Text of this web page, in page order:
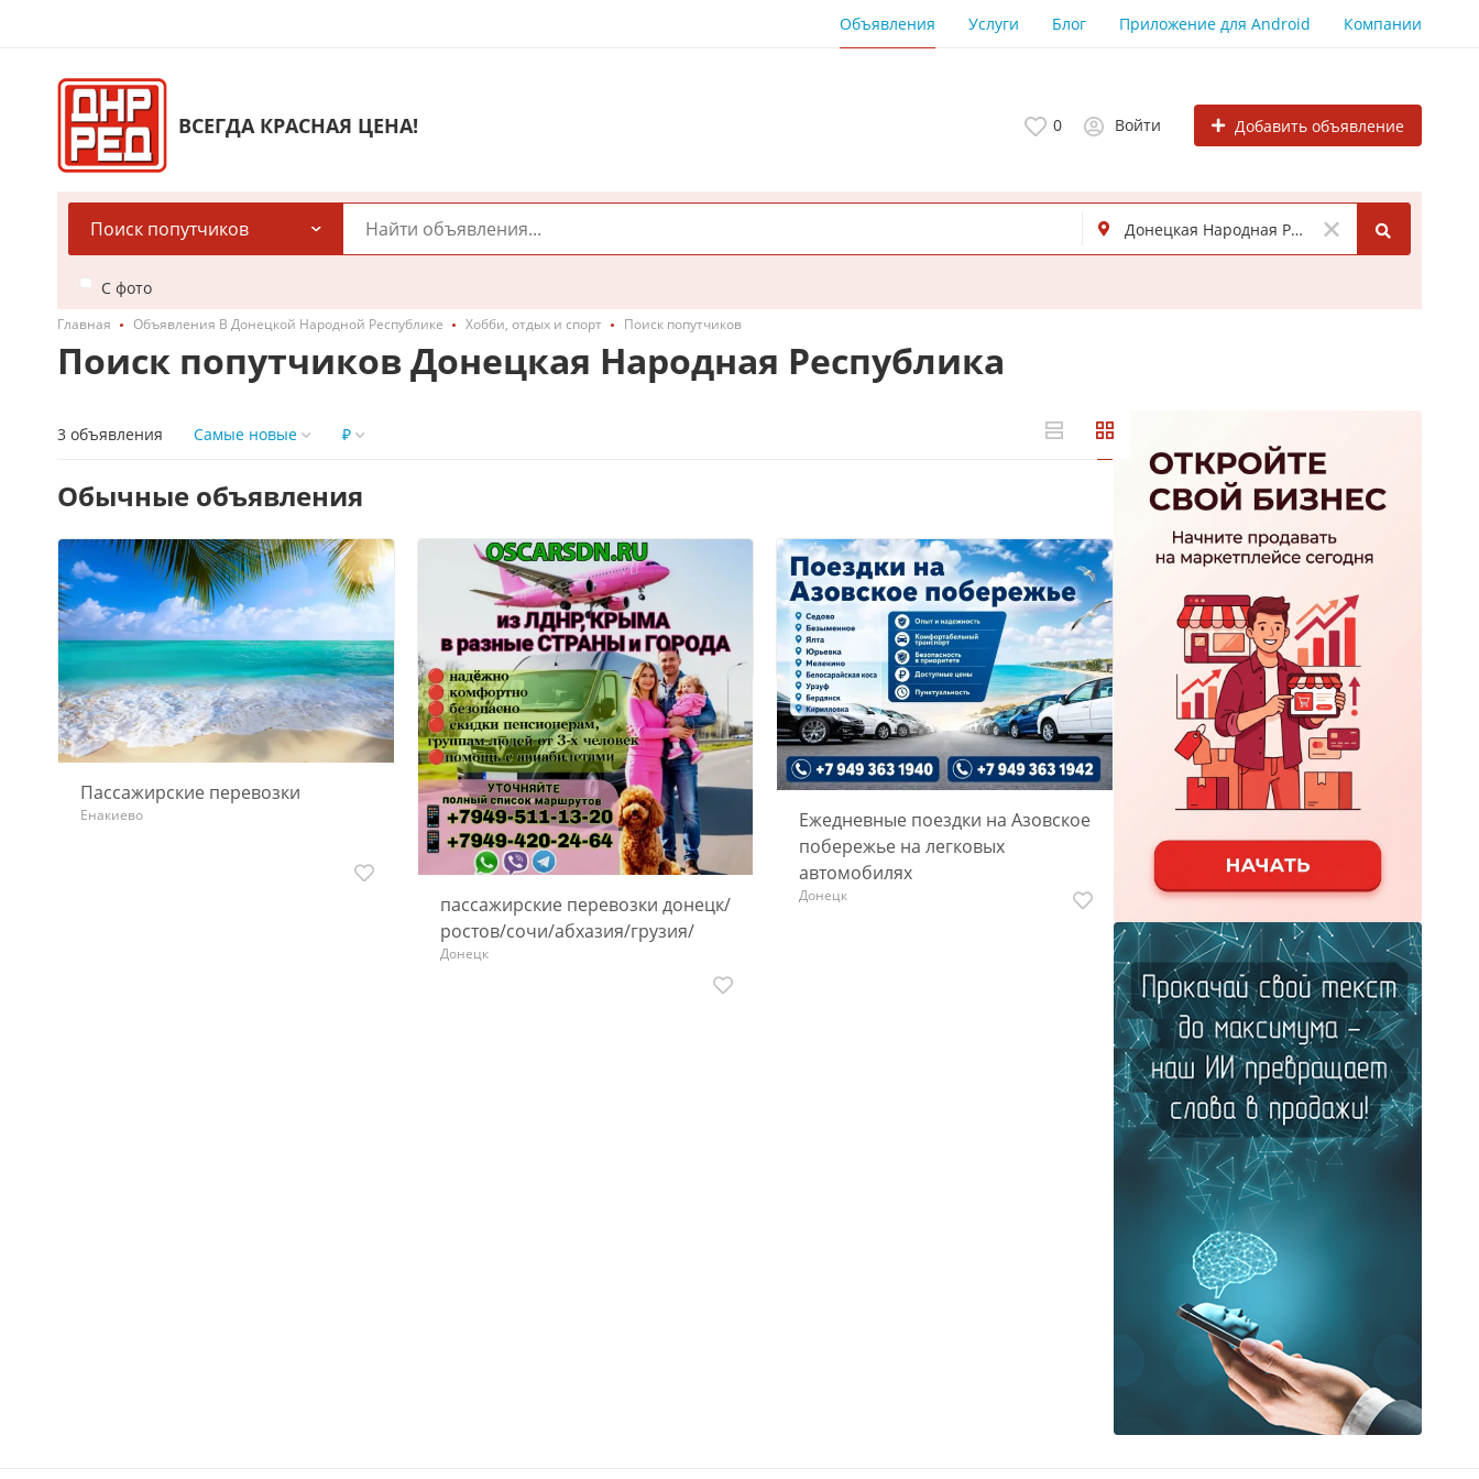
Объявления Услуги Блог Приложение для Android Компании
ВСЕГДА КРАСНАЯ ЦЕНА! 0 Войти Добавить объявление
Поиск попутчиков
С фото
Главная Объявления В Донецкой Народной Республике Хобби, отдых и спорт Поиск попутчиков
Поиск попутчиков Донецкая Народная Республика
3 объявления Самые новые ₽
Обычные объявления
Пассажирские перевозки
Енакиево
пассажирские перевозки донецк/
ростов/сочи/абхазия/грузия/
Донецк
Ежедневные поездки на Азовское
побережье на легковых
автомобилях
Донецк